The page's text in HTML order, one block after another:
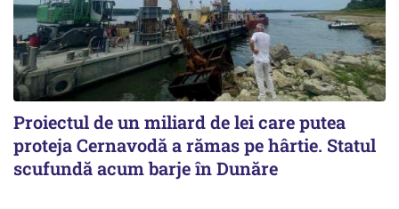
Proiectul de un miliard de lei care putea
proteja Cernavodă a rămas pe hârtie. Statul
scufundă acum barje în Dunăre